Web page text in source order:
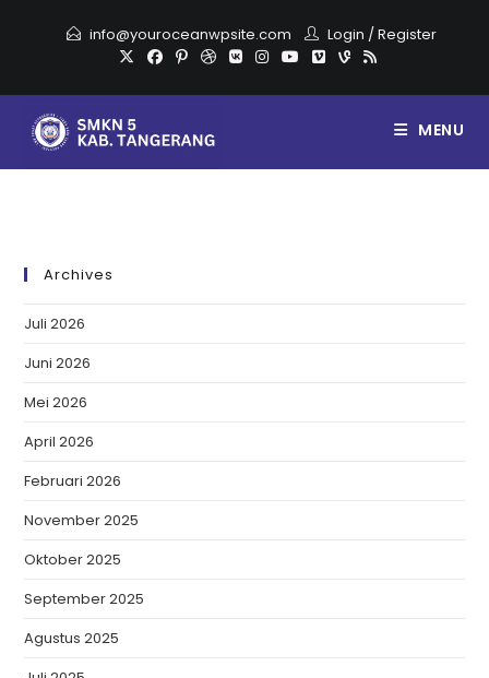
info@youroceanwpsite.com Login /Register
MENU
Archives
Juli 2026
Juni 2026
Mei 2026
April 2026
Februari 2026
November 2025
Oktober 2025
September 2025
Agustus 2025